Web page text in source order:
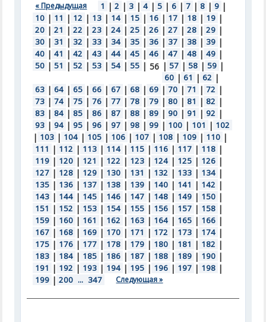
« Предыдущая 1 | 2 | 3 | 4 | 5 | 6 | 7 | 8 | 9 |
10 | 11 | 12 | 13 | 14 | 15 | 16 | 17 | 18 | 19 |
20 | 21 | 22 | 23 | 24 | 25 | 26 | 27 | 28 | 29 |
30 | 31 | 32 | 33 | 34 | 35 | 36 | 37 | 38 | 39 |
40 | 41 | 42 | 43 | 44 | 45 | 46 | 47 | 48 | 49 |
50 | 51 | 52 | 53 | 54 | 55 | 56 | 57 | 58 | 59 |
60 | 61 | 62 |
63 | 64 | 65 | 66 | 67 | 68 | 69 | 70 | 71 | 72 |
73 | 74 | 75 | 76 | 77 | 78 | 79 | 80 | 81 | 82 |
83 | 84 | 85 | 86 | 87 | 88 | 89 | 90 | 91 | 92 |
93 | 94 | 95 | 96 | 97 | 98 | 99 | 100 | 101 | 102
| 103 | 104 | 105 | 106 | 107 | 108 | 109 | 110 |
111 | 112 | 113 | 114 | 115 | 116 | 117 | 118 |
119 | 120 | 121 | 122 | 123 | 124 | 125 | 126 |
127 | 128 | 129 | 130 | 131 | 132 | 133 | 134 |
135 | 136 | 137 | 138 | 139 | 140 | 141 | 142 |
143 | 144 | 145 | 146 | 147 | 148 | 149 | 150 |
151 | 152 | 153 | 154 | 155 | 156 | 157 | 158 |
159 | 160 | 161 | 162 | 163 | 164 | 165 | 166 |
167 | 168 | 169 | 170 | 171 | 172 | 173 | 174 |
175 | 176 | 177 | 178 | 179 | 180 | 181 | 182 |
183 | 184 | 185 | 186 | 187 | 188 | 189 | 190 |
191 | 192 | 193 | 194 | 195 | 196 | 197 | 198 |
199 | 200 ... 347 Следующая »